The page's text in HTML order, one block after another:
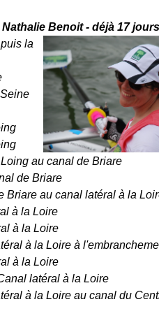
Benoit - déjà 17
la
au canal de Briare
de Briare
Briare au canal latéral à la
à la Loire
à la Loire
à la Loire à
à la Loire
latéral à la Loire
à la Loire au canal du